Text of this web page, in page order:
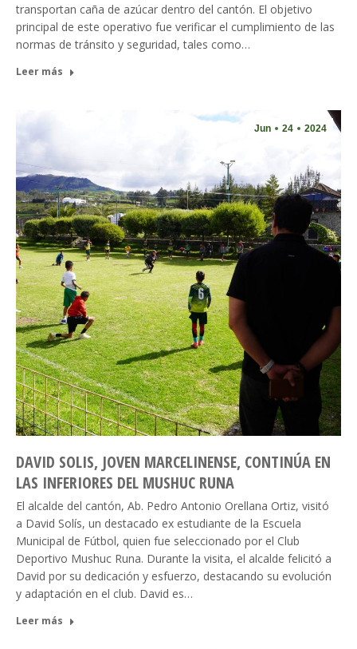
transportan caña de azúcar dentro del cantón. El objetivo
principal de este operativo fue verificar el cumplimiento de las
normas de tránsito y seguridad, tales como…
Leer más
Jun 24 2024
DAVID SOLIS, JOVEN MARCELINENSE, CONTINÚA EN
LAS INFERIORES DEL MUSHUC RUNA
El alcalde del cantón, Ab. Pedro Antonio Orellana Ortiz, visitó
a David Solís, un destacado ex estudiante de la Escuela
Municipal de Fútbol, quien fue seleccionado por el Club
Deportivo Mushuc Runa. Durante la visita, el alcalde felicitó a
David por su dedicación y esfuerzo, destacando su evolución
y adaptación en el club. David es…
Leer más